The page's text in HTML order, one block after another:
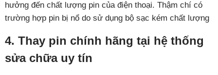
hưởng đến chất lượng pin của điện thoại. Thậm chí có
trường hợp pin bị nổ do sử dụng bộ sạc kém chất lượng
4. Thay pin chính hãng tại hệ thống
sửa chữa uy tín